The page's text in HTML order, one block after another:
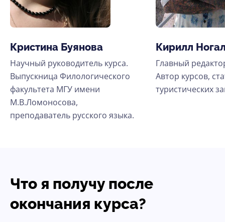
Кристина Буянова
Научный руководитель курса.
Выпускница Филологического
факультета МГУ имени
М.В.Ломоносова,
преподаватель русского языка.
Кирилл
Главный
Автор курсов,
туристических
Что я получу после
окончания курса?